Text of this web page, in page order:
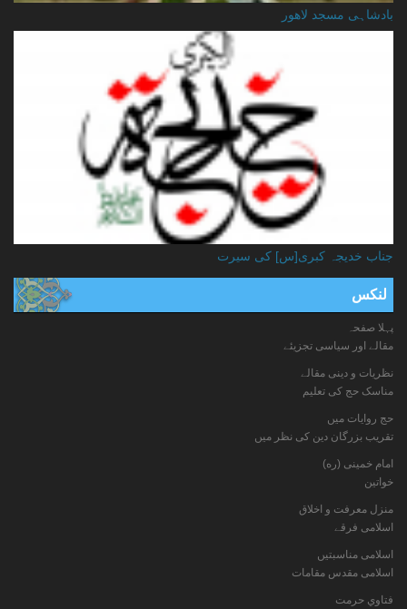
بادشاہی مسجد لاهور
جناب خدیجہ کبری[س] کی سیرت
لنکس
پہلا صفحہ
مقالے اور سیاسی تجزیئے
نظریات و دینی مقالے
مناسک حج کی تعلیم
حج روایات میں
تقریب بزرگان دین کی نظر میں
امام خمینی (ره)
خواتين
منزل معرفت و اخلاق
اسلامی فرقے
اسلامی مناسبتیں
اسلامی مقدس مقامات
فتاوي حرمت